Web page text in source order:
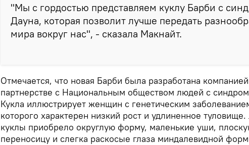
"Мы с гордостью представляем куклу Барби с
Дауна, которая позволит лучше передать
мира вокруг нас", - сказала Макнайт.
Отмечается, что новая Барби была разработана
партнерстве с Национальным обществом людей с
Кукла иллюстрирует женщин с генетическим
которого характерен низкий рост и удлиненное
куклы приобрело округлую форму, маленькие уши,
переносицу и слегка раскосые глаза миндалевидной